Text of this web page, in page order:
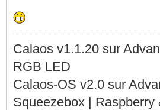
Calaos v1.1.20 sur
RGB LED
Calaos-OS v2.0 sur
Squeezebox | Raspberry